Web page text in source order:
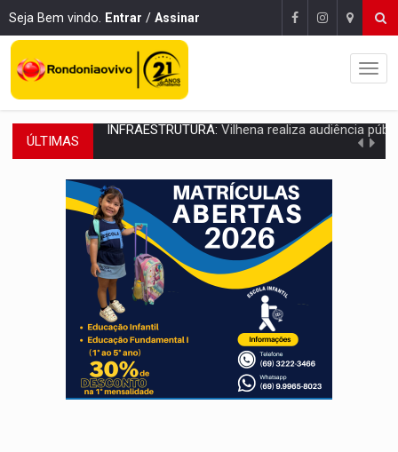
Seja Bem vindo. Entrar / Assinar
ÚLTIMAS Falha afeta atendimentos na Policlínica
VÍDEO:Colisão entre motos deixa dois feridos próximo ao
SOLIDARIEDADE:Cadelinha com câncer precisa de
DESAPARECIDO:Família procura por cachorrinho
CASO MATHEUS:DHPP se mobiliza para tentar localizar corpo de
DÉFICIT DE MANDATO: Contas do governo de Rondônia expõem meta
CREDIBILIDADE: Superintendentes da PF defendem independência e apoio
ALIANÇA PODEROSA: Chapa vitaminada pode alcançar larga e boa